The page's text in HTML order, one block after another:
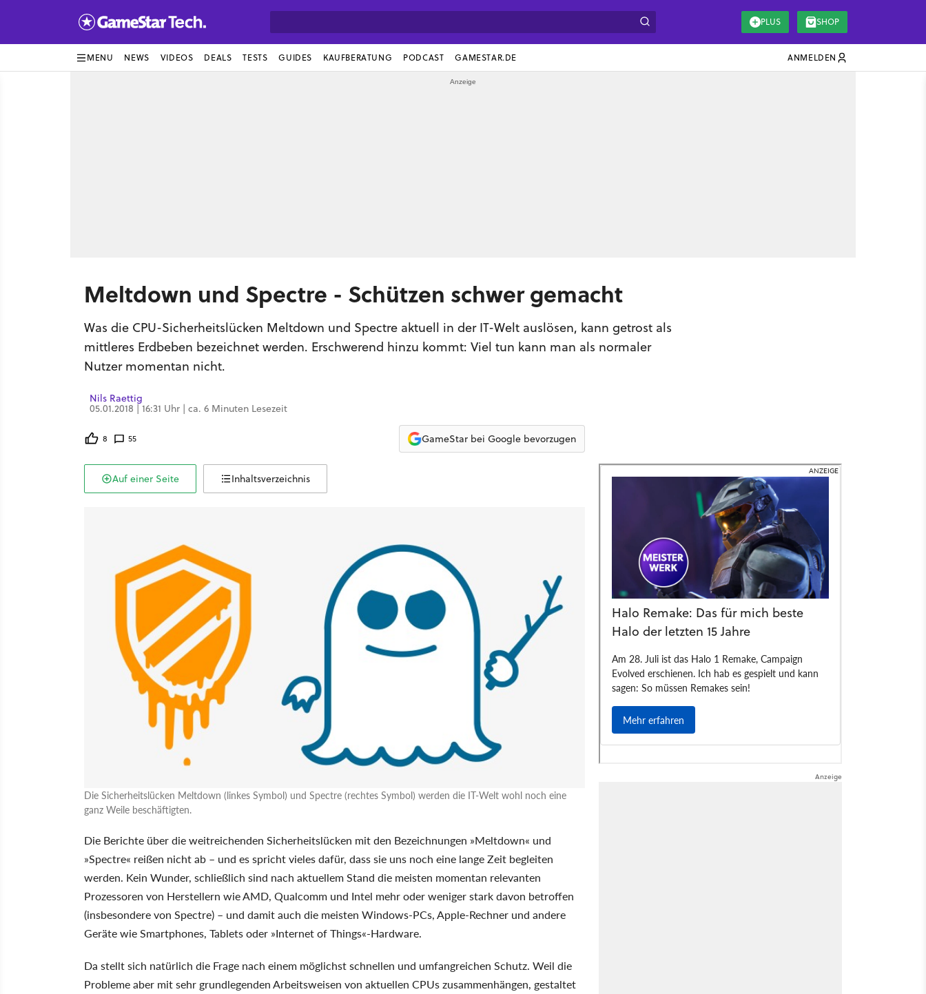
PLUS SHOP
MENU NEWS VIDEOS DEALS TESTS GUIDES KAUFBERATUNG PODCAST GAMESTAR.DE ANMELDEN
Meltdown und Spectre - Schützen schwer gemacht
Was die CPU-Sicherheitslücken Meltdown und Spectre aktuell in der IT-Welt auslösen, kann getrost als
mittleres Erdbeben bezeichnet werden. Erschwerend hinzu kommt: Viel tun kann man als normaler
Nutzer momentan nicht.
Nils Raettig
05.01.2018 | 16:31 Uhr | ca. 6 Minuten Lesezeit
8 55 GameStar bei Google bevorzugen
Auf einer Seite Inhaltsverzeichnis
Die Sicherheitslücken Meltdown (linkes Symbol) und Spectre (rechtes Symbol) werden die IT-Welt wohl noch eine
ganz Weile beschäftigten.
Die Berichte über die weitreichenden Sicherheitslücken mit den Bezeichnungen »Meltdown« und
»Spectre« reißen nicht ab – und es spricht vieles dafür, dass sie uns noch eine lange Zeit begleiten
werden. Kein Wunder, schließlich sind nach aktuellem Stand die meisten momentan relevanten
Prozessoren von Herstellern wie AMD, Qualcomm und Intel mehr oder weniger stark davon betroffen
(insbesondere von Spectre) – und damit auch die meisten Windows-PCs, Apple-Rechner und andere
Geräte wie Smartphones, Tablets oder »Internet of Things«-Hardware.
Da stellt sich natürlich die Frage nach einem möglichst schnellen und umfangreichen Schutz. Weil die
Probleme aber mit sehr grundlegenden Arbeitsweisen von aktuellen CPUs zusammenhängen, gestaltet